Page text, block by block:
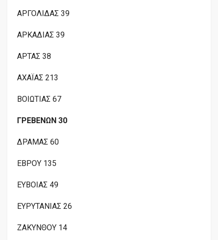
ΑΡΓΟΛΙΔΑΣ 39
ΑΡΚΑΔΙΑΣ 39
ΑΡΤΑΣ 38
ΑΧΑΪΑΣ 213
ΒΟΙΩΤΙΑΣ 67
ΓΡΕΒΕΝΩΝ 30
ΔΡΑΜΑΣ 60
ΕΒΡΟΥ 135
ΕΥΒΟΙΑΣ 49
ΕΥΡΥΤΑΝΙΑΣ 26
ΖΑΚΥΝΘΟΥ 14